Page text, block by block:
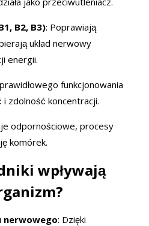
B2, B3): Poprawiają
układ nerwowy
energii.
funkcjonowania
zdolność koncentracji.
odpornościowe, procesy
komórek.
wpływają
nerwowego: Dzięki